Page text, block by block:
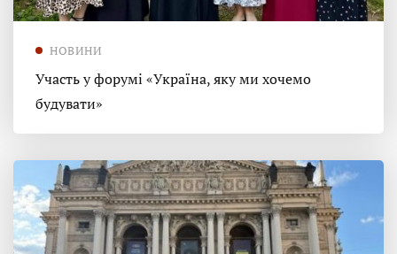
НОВИНИ
Участь у форумі «Україна, яку ми хочемо
будувати»